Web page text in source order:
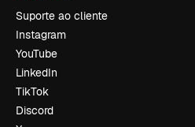
Suporte ao cliente
Instagram
YouTube
LinkedIn
TikTok
Discord